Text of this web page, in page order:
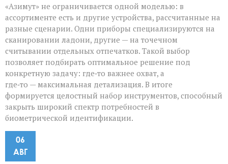
«Азимут» не ограничивается одной моделью: в
ассортименте есть и другие устройства, рассчитанные на
разные сценарии. Одни приборы специализируются на
сканировании ладони, другие — на точечном
считывании отдельных отпечатков. Такой выбор
позволяет подбирать оптимальное решение под
конкретную задачу: где‑то важнее охват, а
где‑то — максимальная детализация. В итоге
формируется целостный набор инструментов, способный
закрыть широкий спектр потребностей в
биометрической идентификации.
06
АВГ